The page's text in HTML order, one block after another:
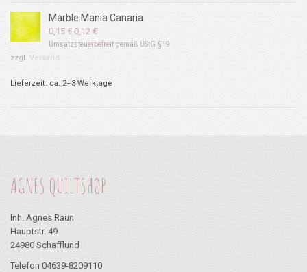
Marble Mania Canaria
0,15€ Ursprünglicher
Preis
0,12 €Aktueller
Preis
Umsatzsteuerbefreit gemäß UStG §19
zzgl. Versand
Lieferzeit: ca. 2–3 Werktage
AGNES QUILTSHOP
Inh. Agnes Raun
Hauptstr. 49
24980 Schafflund
Telefon 04639-8209110